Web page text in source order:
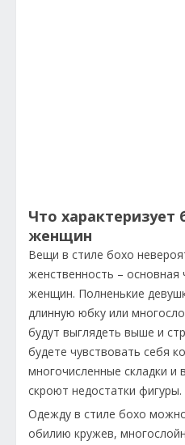
Что
женщин
Вещи в стиле бохо
женственность –
женщин. Полненькие
длинную юбку или
будут выглядеть выше и
будете чувствовать себя
многочисленные складки и
скроют недостатки фигуры.
Одежду в стиле бохо
обилию кружев,